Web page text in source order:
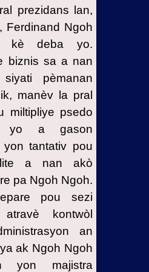
prezidans lan,
Ferdinand Ngoh
kè deba yo.
biznis sa a nan
siyati pèmanan
manèv la pral
miltipliye psedo
yo a gason
tantativ pou
a nan akò
pa Ngoh Ngoh.
pou sezi
kontwòl
an
ak Ngoh Ngoh
yon majistra